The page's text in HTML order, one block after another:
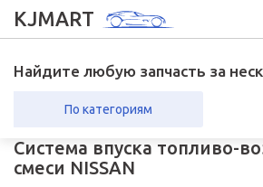
KJMART
в регионы Возврат
Найдите любую запчасть за
По категориям
Система впуска топливо-
смеси NISSAN